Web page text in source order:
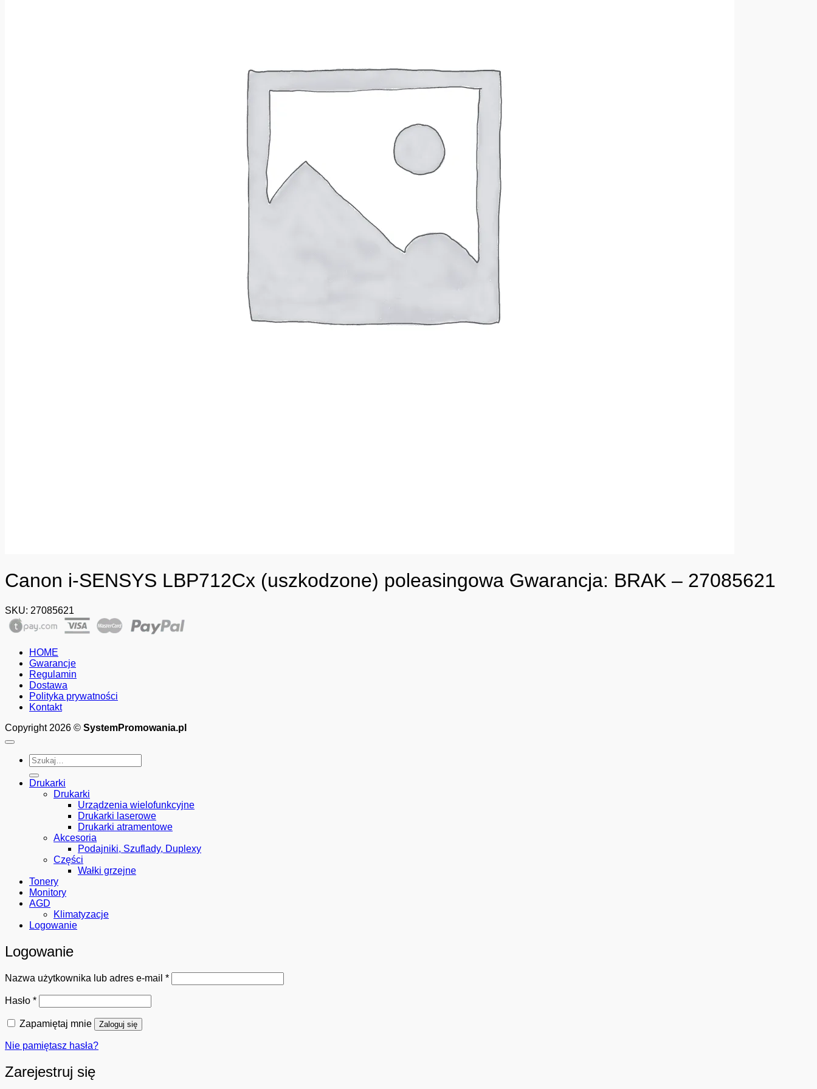
Canon i-SENSYS LBP712Cx (uszkodzone) poleasingowa Gwarancja: BRAK – 27085621
SKU: 27085621
HOME
Gwarancje
Regulamin
Dostawa
Polityka prywatności
Kontakt
Copyright 2026 © SystemPromowania.pl
Szukaj:
Drukarki
Drukarki
Urządzenia wielofunkcyjne
Drukarki laserowe
Drukarki atramentowe
Akcesoria
Podajniki, Szuflady, Duplexy
Części
Wałki grzejne
Tonery
Monitory
AGD
Klimatyzacje
Logowanie
Logowanie
Nazwa użytkownika lub adres e-mail *Wymagane
Hasło *Wymagane
Zapamiętaj mnie Zaloguj się
Nie pamiętasz hasła?
Zarejestruj się